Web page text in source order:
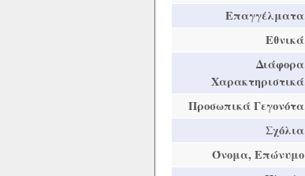
Επαγγέλματα
Εθνικά
Διάφορα
Χαρακτηριστικά
Προσωπικά Γεγονότα
Σχόλια
Όνομα, Επώνυμο